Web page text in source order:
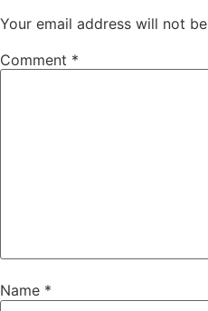
Your email address will not
Comment *
Name *